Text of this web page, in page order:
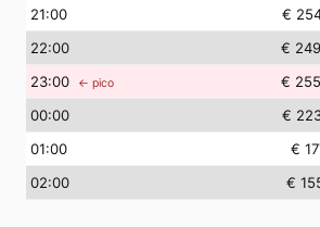
21:00 €
22:00 €
23:00 ← pico €
00:00 €
01:00 €
02:00 €